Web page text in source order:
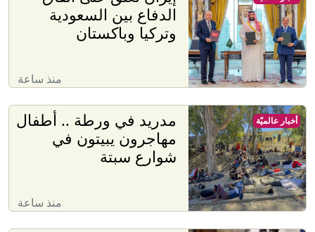
الدفاع بين السعودية
وتركيا وباكستان
منذ ساعة
مدريد في ورطة .. أطفال
مهاجرون يبيتون في
شوارع سبتة
منذ ساعة
أخبار عالميّة